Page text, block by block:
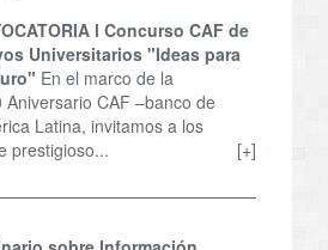
l Concurso CAF de
Universitarios "Ideas para
En el marco de la
CAF –banco de
Latina, invitamos a los
prestigioso...
[+]